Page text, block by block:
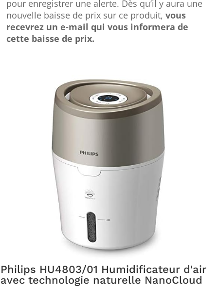
pour enregistrer une alerte. Dès qu’il y aura une
nouvelle baisse de prix sur ce produit,vous
recevrez un e-mail qui vous informera de
cette baisse de prix.
Philips HU4803/01 Humidificateur d'air
avec technologie naturelle NanoCloud